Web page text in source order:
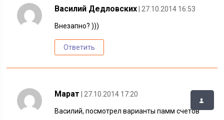
Василий Дедловских | 27.10.2014 16:53
Внезапно? )))
Ответить
Марат | 27.10.2014 17:20
Василий, посмотрел варианты памм счетов